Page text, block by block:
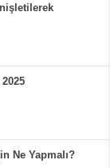
Ne Yapmalı?